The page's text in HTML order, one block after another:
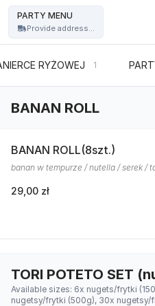
PARTY MENU
Provide address...
RYŻOWEJ 1
BANAN ROLL
BANAN ROLL(8szt.)
banan w tempurze / nutella / serek /
29,00 zł
TORI POTETO SET
Available sizes: 6x nugets/frytki
nugetsy/frytki (500g), 30x nugetsy/